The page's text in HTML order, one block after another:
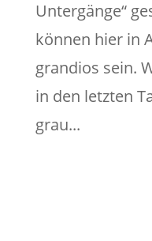
Untergänge“
können hier in
grandios sein.
in den letzten
grau...